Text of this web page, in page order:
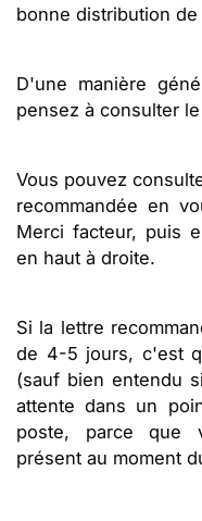
bonne distribution
D'une manière
pensez à consulter
Vous pouvez
recommandée en
Merci facteur, puis
en haut à droite.
Si la lettre
de 4-5 jours, c'est
(sauf bien entendu
attente dans un
poste, parce que
présent au moment